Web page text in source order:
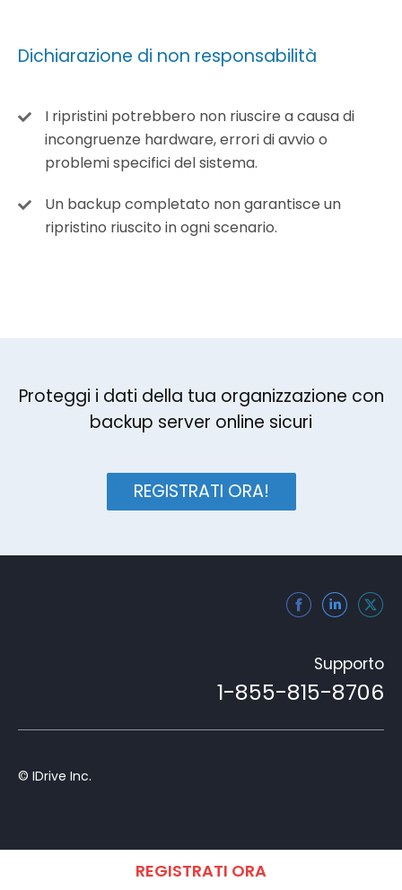
Dichiarazione di non responsabilità
I ripristini potrebbero non riuscire a causa di
incongruenze hardware, errori di avvio o
problemi specifici del sistema.
Un backup completato non garantisce un
ripristino riuscito in ogni scenario.
Proteggi i dati della tua organizzazione con
backup server online sicuri
REGISTRATI ORA!
Supporto
1-855-815-8706
© IDrive Inc.
REGISTRATI ORA